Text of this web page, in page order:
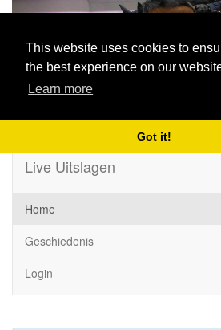
This website uses cookies to
the best experience on our
Learn more
Got it!
Previous
Live Uitslagen
Home
Geschiedenis
Login